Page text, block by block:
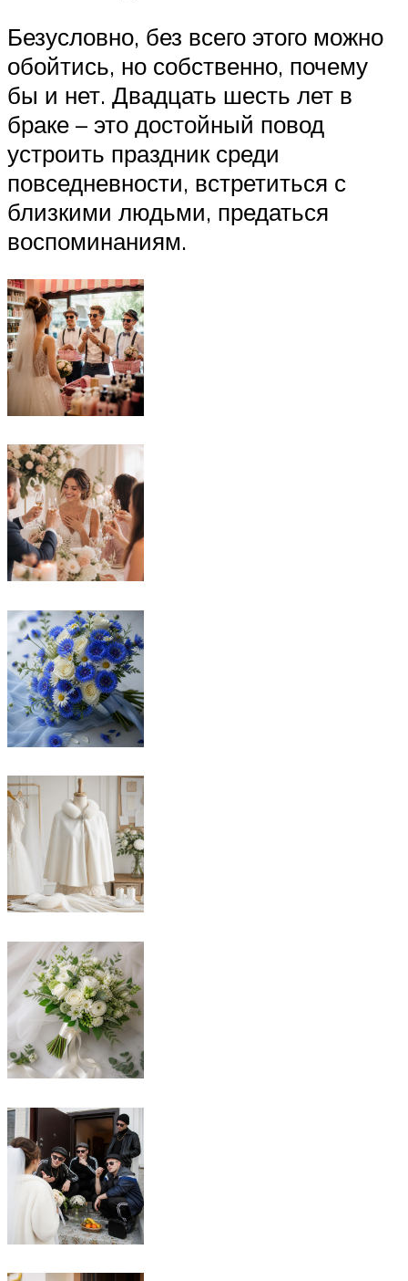
Безусловно, без всего этого можно
обойтись, но собственно, почему
бы и нет. Двадцать шесть лет в
браке – это достойный повод
устроить праздник среди
повседневности, встретиться с
близкими людьми, предаться
воспоминаниям.